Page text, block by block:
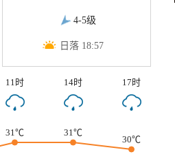
4-5级
日落 18:57
11时 14时 17时
31℃ 31℃
30℃